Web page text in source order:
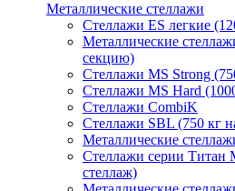
Металлические стеллажи
Стеллажи ES легкие
Металлические
секцию)
Стеллажи MS Strong
Стеллажи MS Hard
Стеллажи CombiK
Стеллажи SBL (750 кг
Металлические
Стеллажи серии Титан
стеллаж)